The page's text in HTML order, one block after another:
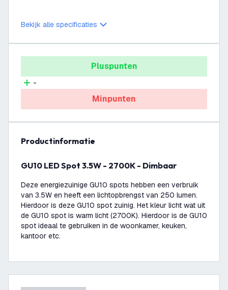
Bekijk alle specificaties
Pluspunten
-
Minpunten
productinformatie
GU10 LED Spot 3.5W - 2700K - Dimbaar
Deze energiezuinige GU10 spots hebben een verbruik
van 3.5W en heeft een lichtopbrengst van 250 lumen.
Hierdoor is deze GU10 spot zuinig. Het kleur licht wat uit
de GU10 spot is warm licht (2700K). Hierdoor is de GU10
spot ideaal te gebruiken in de woonkamer, keuken,
kantoor etc.